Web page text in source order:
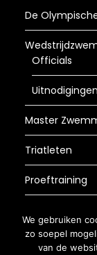
De
Officials
Uitnodigingen
Master
Triatleten
Proeftraining
We gebruiken
zo soepel
van de